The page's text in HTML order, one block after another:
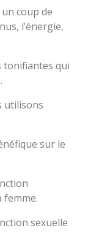
coup de
l’énergie,
tonifiantes qui
utilisons
sur le
femme.
sexuelle